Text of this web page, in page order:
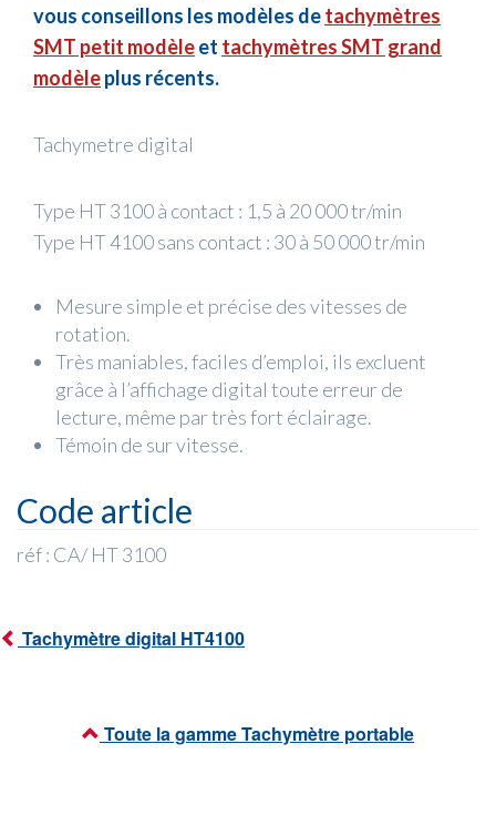
vous conseillons les modèles detachymètres
SMT petit modèleet tachymètres SMT grand
modèleplus récents.
Tachymetre digital
Type HT 3100 à contact : 1,5 à 20 000 tr/min
Type HT 4100 sans contact : 30 à 50 000 tr/min
Mesure simple et précise des vitesses de
rotation.
Très maniables, faciles d’emploi, ils excluent
grâce à l’affichage digital toute erreur de
lecture, même par très fort éclairage.
Témoin de sur vitesse.
Code article
réf : CA/ HT 3100
Tachymètre digital HT4100
Toute la gamme Tachymètre portable